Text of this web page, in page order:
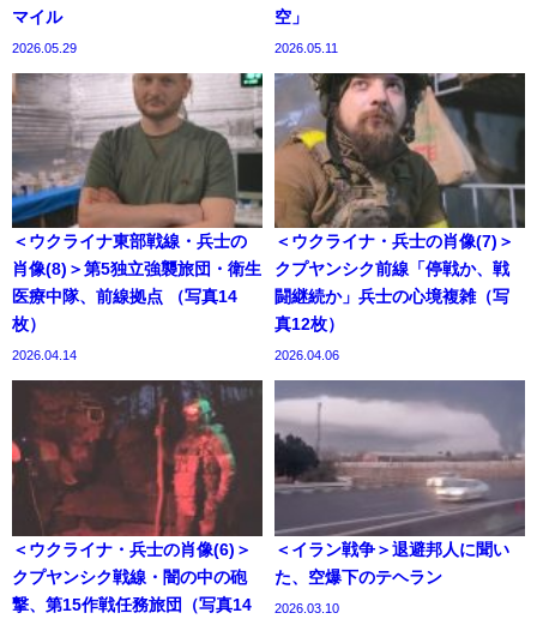
マイル
2026.05.29
空」
2026.05.11
＜ウクライナ東部戦線・兵士の
肖像(8)＞第5独立強襲旅団・衛生
医療中隊、前線拠点 （写真14
枚）
2026.04.14
＜ウクライナ・兵士の肖像(7)＞
クプヤンシク前線「停戦か、戦
闘継続か」兵士の心境複雑（写
真12枚）
2026.04.06
＜ウクライナ・兵士の肖像(6)＞
クプヤンシク戦線・闇の中の砲
撃、第15作戦任務旅団（写真14
＜イラン戦争＞退避邦人に聞い
た、空爆下のテヘラン
2026.03.10